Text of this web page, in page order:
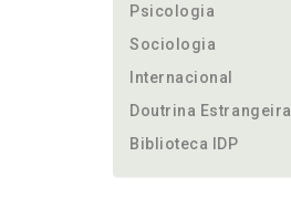
Psicologia
Sociologia
Internacional
Doutrina Estrangeira
Biblioteca IDP